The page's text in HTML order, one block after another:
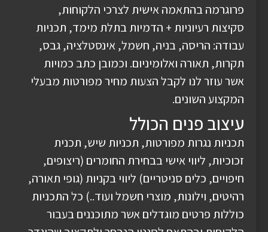
פרוגרמה בהתאמה אישית לצרכי הלקוחות,
סקיצות רעיוניות + הדמיות בתלת מימד, תכניות
עבודה: הריסה, בניה, חשמל, אינסטלציה, גבס,
תקרות, תאורה ואלומיניום. וכמובן כתב כמויות
אשר עוזר לנו לקבל הצעות מחיר מפורטות מבעלי
המקצוע השונים.
עיצוב פנים הכולל
תכניות נגרות מפורטות, תכניות שיש, תכנית
זכוכיות, ליווי אישי בבחירת החומרים (ריצופים,
חיפויים, כלים סניטריים) ליווי בקניות (גופי תאורה,
רהיטים, וילונות, מוצרי חשמל ועוד..) כל התכניות
כוללות פרטים מוגדלים אשר מתוכננים בעבור